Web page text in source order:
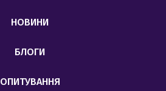
НОВИНИ
БЛОГИ
ОПИТУВАННЯ